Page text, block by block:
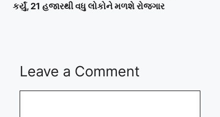
કર્યું, 21 હજારથી વધુ લોકોને મળશે રોજગાર
Leave a Comment